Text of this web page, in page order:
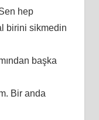
hep
birini sikmedin
başka
Bir anda